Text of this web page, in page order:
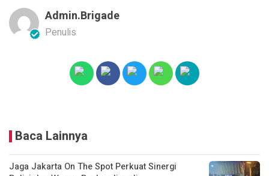
Admin.brigade
Penulis
Baca Lainnya
Jaga Jakarta On The Spot Perkuat Sinergi